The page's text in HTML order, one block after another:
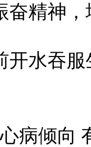
奋精神
开水吞
病倾向